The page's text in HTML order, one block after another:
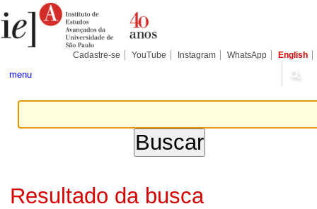
para
conteúdo.
Pessoais
Cadastre-se YouTube Instagram WhatsApp English
menu
Resultado da busca